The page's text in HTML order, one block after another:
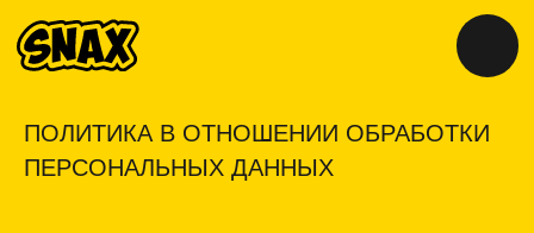
ПОЛИТИКА В ОТНОШЕНИИ ОБРАБОТКИ
ПЕРСОНАЛЬНЫХ ДАННЫХ